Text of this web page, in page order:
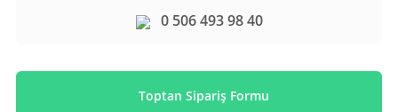
0 506 493 98 40
Toptan Sipariş Formu